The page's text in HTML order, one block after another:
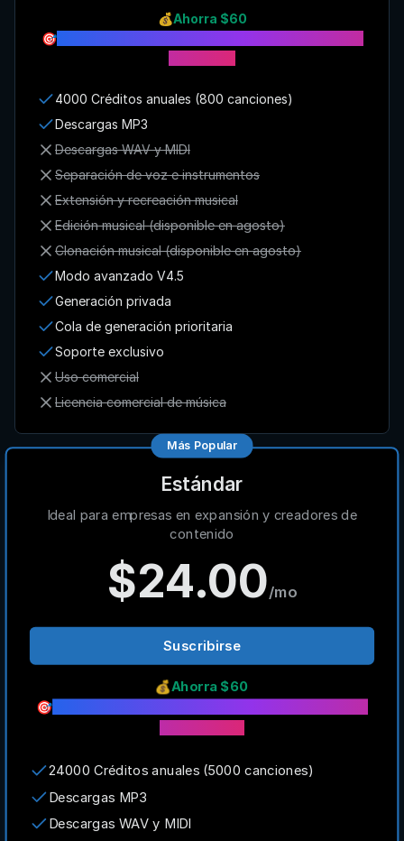
💰Ahorra $60
🎯Obtén 4000 créditos instantáneamente con el
4000 Créditos anuales (800 canciones)
Descargas MP3
Descargas WAV y MIDI
Separación de voz e instrumentos
Extensión y recreación musical
Edición musical (disponible en agosto)
Clonación musical (disponible en agosto)
Modo avanzado V4.5
Generación privada
Cola de generación prioritaria
Soporte exclusivo
Uso comercial
Licencia comercial de música
Más Popular
Estándar
Ideal para empresas en expansión y creadores de
contenido
$24.00/mo
Suscribirse
💰Ahorra $60
🎯
24000 Créditos anuales (5000 canciones)
Descargas MP3
Descargas WAV y MIDI